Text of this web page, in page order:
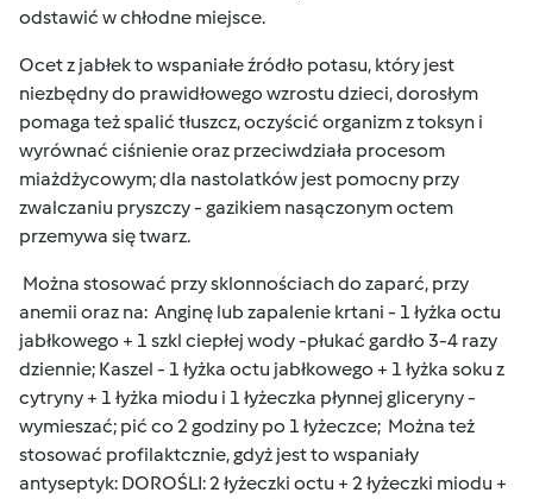
odstawić w chłodne miejsce.
Ocet z jabłek to wspaniałe źródło potasu, który jest
niezbędny do prawidłowego wzrostu dzieci, dorosłym
pomaga też spalić tłuszcz, oczyścić organizm z toksyn i
wyrównać ciśnienie oraz przeciwdziała procesom
miażdżycowym; dla nastolatków jest pomocny przy
zwalczaniu pryszczy - gazikiem nasączonym octem
przemywa się twarz.
Można stosować przy sklonnościach do zaparć, przy
anemii oraz na: Anginę lub zapalenie krtani - 1 łyżka octu
jabłkowego + 1 szkl ciepłej wody -płukać gardło 3-4 razy
dziennie; Kaszel - 1 łyżka octu jabłkowego + 1 łyżka soku z
cytryny + 1 łyżka miodu i 1 łyżeczka płynnej gliceryny -
wymieszać; pić co 2 godziny po 1 łyżeczce; Można też
stosować profilaktcznie, gdyż jest to wspaniały
antyseptyk: DOROŚLI: 2 łyżeczki octu + 2 łyżeczki miodu +